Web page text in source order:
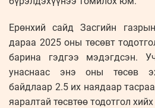
Ерөнхий сайд Засгийн
дараа 2025 оны төсөвт
барина гэдгээ мэдэгдсэн.
унаснаас энэ оны төсөв
байдлаар 2.5 их наядаар
яаралтай төсвтөө тодотгол